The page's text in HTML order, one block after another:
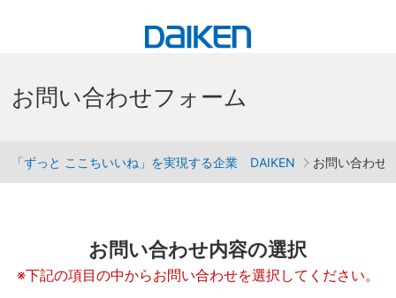
お問い合わせフォーム
「ずっと ここちいいね」を実現する企業 DAIKEN お問い合わせ
お問い合わせ内容の選択
※下記の項目の中からお問い合わせを選択してください。